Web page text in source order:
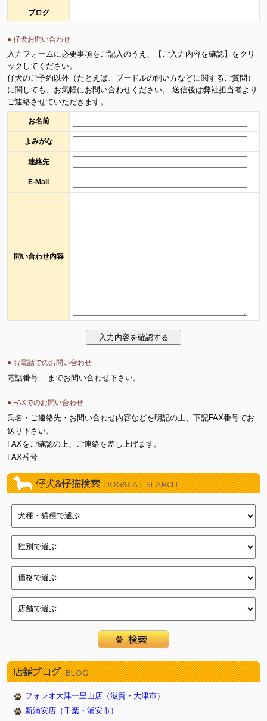
ブログ
● 仔犬お問い合わせ
入力フォームに必要事項をご記入のうえ、【ご入力内容を確認】をクリ
ックしてください。
仔犬のご予約以外（たとえば、プードルの飼い方などに関するご質問）
に関しても、お気軽にお問い合わせください。 送信後は弊社担当者より
ご連絡させていただきます。
お名前
よみがな
連絡先
E-Mail
問い合わせ内容
● お電話でのお問い合わせ
電話番号
までお問い合わせ下さい。
● FAXでのお問い合わせ
氏名・ご連絡先・お問い合わせ内容などを明記の上、下記FAX番号でお
送り下さい。
FAXをご確認の上、ご連絡を差し上げます。
FAX番号
仔犬&仔猫検索 DOG&CAT SEARCH
店舗ブログ BLOG
フォレオ大津一里山店（滋賀・大津市）
新浦安店（千葉・浦安市）